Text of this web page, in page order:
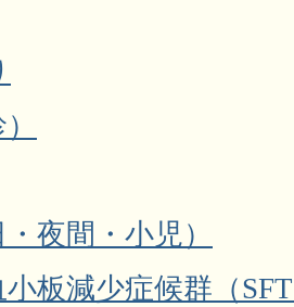
夜間・小児）
板減少症候群（